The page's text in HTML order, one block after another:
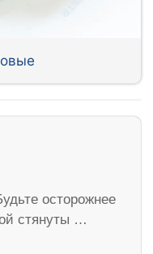
осторожнее
стянуты …